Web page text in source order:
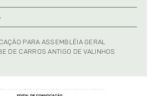
PARA ASSEMBLÉIA GERAL
DE CARROS ANTIGO DE VALINHOS